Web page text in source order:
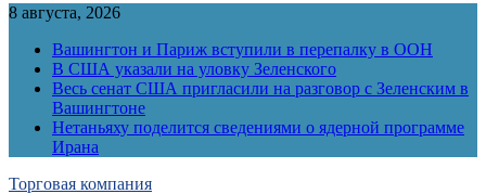
8 августа, 2026
Вашингтон и Париж вступили в перепалку в ООН
В США указали на уловку Зеленского
Весь сенат США пригласили на разговор с Зеленским в
Вашингтоне
Нетаньяху поделится сведениями о ядерной программе
Ирана
Торговая компания